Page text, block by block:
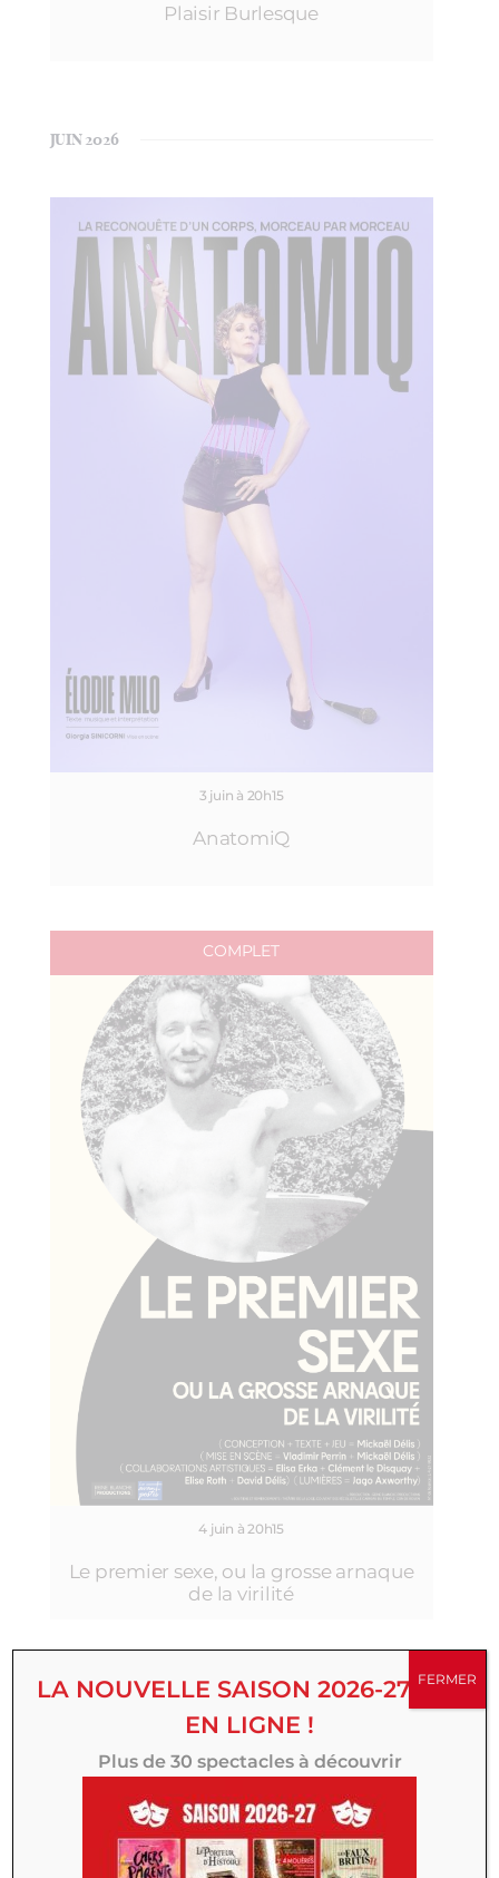
Plaisir Burlesque
JUIN 2026
3 juin à 20h15
AnatomiQ
COMPLET
4 juin à 20h15
Le premier sexe, ou la grosse arnaque
de la virilité
LA NOUVELLE SAISON 2026-27 EST
EN LIGNE !
Plus de 30 spectacles à découvrir
FERMER